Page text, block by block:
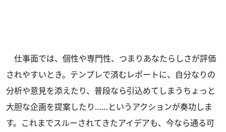
仕事面では、個性や専門性、つまりあなたらしさが評価
されやすいとき。テンプレで済むレポートに、自分なりの
分析や意見を添えたり、普段なら引込めてしまうちょっと
大胆な企画を提案したり……というアクションが奏功しま
す。これまでスルーされてきたアイデアも、今なら通る可